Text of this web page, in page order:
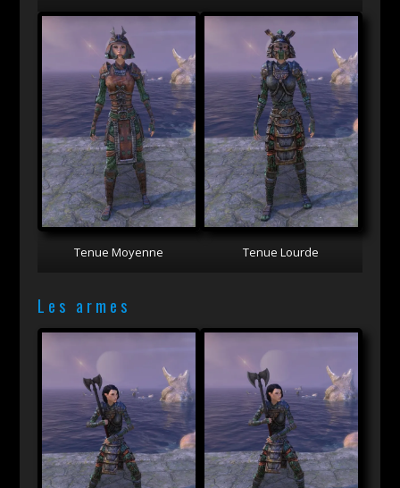
Tenue Moyenne Tenue Lourde
Les armes